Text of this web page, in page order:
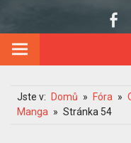
Jste v: Domů Fóra
Manga
Stránka 54